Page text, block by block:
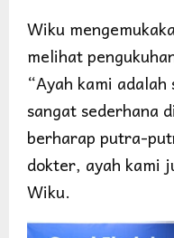
Wiku
melihat
“Ayah kami
sangat sederhana
berharap putra-
dokter, ayah kami
Wiku.